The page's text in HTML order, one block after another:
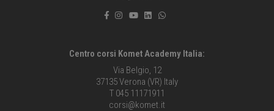
Centro corsi Komet Academy Italia:
Via Belgio, 12
37135 Verona (VR) Italy
T 045 11171911
corsi@komet.it